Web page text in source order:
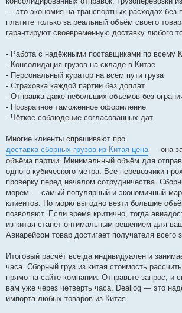
— это экономия на транспортных расходах без
платите только за реальный объём своего
гарантируют своевременную доставку любого
- Работа с надёжными поставщиками по всему
- Консолидация грузов на складе в Китае
- Персональный куратор на всём пути груза
- Страховка каждой партии без доплат
- Отправка даже небольших объёмов без
- Прозрачное таможенное оформление
- Чёткое соблюдение согласованных дат
Многие клиенты спрашивают про
доставка сборных грузов из Китая цена — она
объёма партии. Минимальный объём для
одного кубического метра. Все перевозчики
проверку перед началом сотрудничества.
морем — самый популярный и экономичный
клиентов. По морю выгодно везти большие
позволяют. Если время критично, тогда
из китая станет оптимальным решением для
Авиарейсом товар достигает получателя всего
Итоговый расчёт всегда индивидуален и
часа. Сборный груз из китая стоимость
прямо на сайте компании. Отправьте запрос, и
вам уже через четверть часа. Deallog — это
импорта любых товаров из Китая.